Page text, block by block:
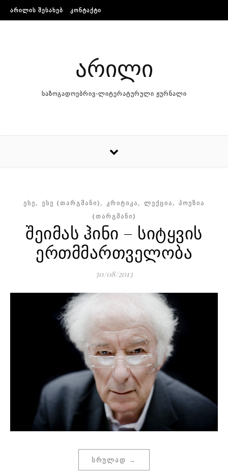
Skip to content
ᲐᲠᲘᲚᲘᲡ ᲨᲔᲡᲐᲮᲔᲑ ᲙᲝᲜᲢᲐᲥᲢᲘ
არილი
საზოგადოებრივ-ლიტერატურული ჟურნალი
ᲔᲡᲔ, ᲔᲡᲔ (ᲗᲐᲠᲒᲛᲐᲜᲘ), ᲙᲠᲘᲢᲘᲙᲐ, ᲚᲔᲥᲪᲘᲐ, ᲞᲝᲔᲖᲘᲐ
(ᲗᲐᲠᲒᲛᲐᲜᲘ)
შე­ი­მას ჰი­ნი – სიტყ­ვის
ერთ­მ­მარ­თ­ვე­ლო­ბა
30/08/2013
ᲡᲠᲣᲚᲐᲓ →